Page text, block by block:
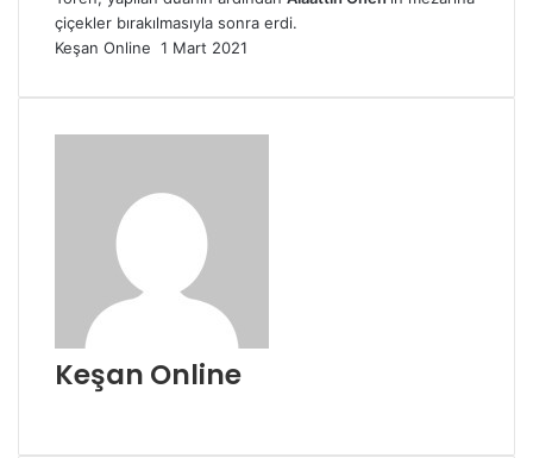
çiçekler bırakılmasıyla sonra erdi.
Keşan Online Bir
posta
1 Mart 2021
Keşan Online